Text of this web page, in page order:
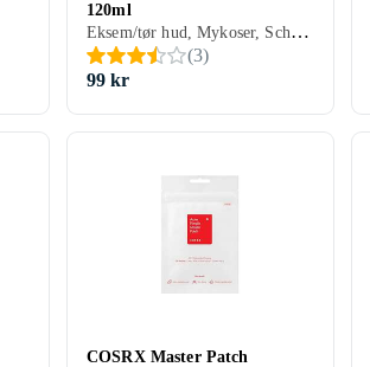
120ml
Eksem/tør hud, Mykoser, Schampo, 120 ml/g
(3)
99 kr
COSRX Master Patch